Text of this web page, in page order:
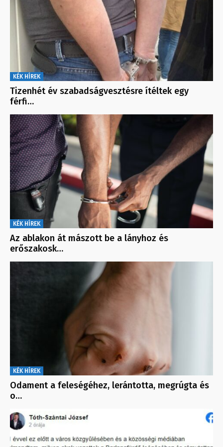
KÉK HÍREK
Tizenhét év szabadságvesztésre ítéltek egy
férfi…
KÉK HÍREK
Az ablakon át mászott be a lányhoz és
erőszakosk…
KÉK HÍREK
Odament a feleségéhez, lerántotta, megrúgta és
o…